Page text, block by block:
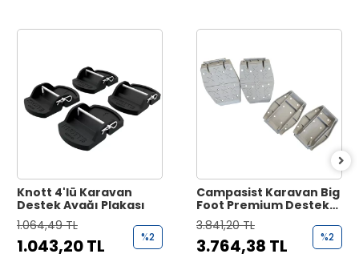
Knott 4'lü Karavan
Destek Ayağı Plakası
1.064,49 TL
1.043,20 TL %2
Campasist Karavan Big
Foot Premium Destek
Ayağı Plakası
3.841,20 TL
3.764,38 TL %2